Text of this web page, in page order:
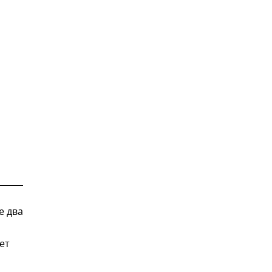
два